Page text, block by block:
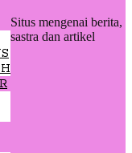
Situs mengenai berita,
sastra dan artikel